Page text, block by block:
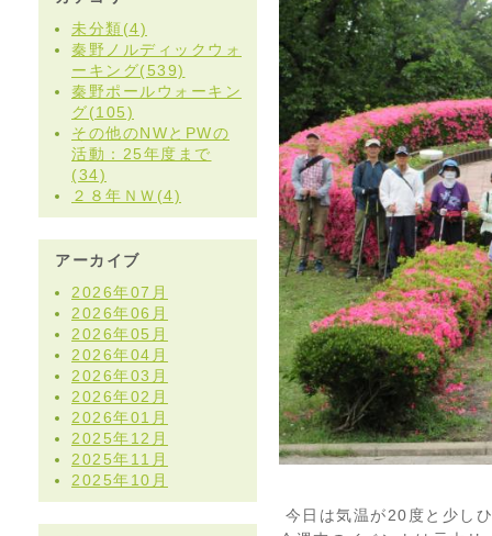
未分類(4)
秦野ノルディックウォ
ーキング(539)
秦野ポールウォーキン
グ(105)
その他のNWとPWの
活動：25年度まで
(34)
２８年ＮＷ(4)
アーカイブ
2026年07月
2026年06月
2026年05月
2026年04月
2026年03月
2026年02月
2026年01月
2025年12月
2025年11月
2025年10月
今日は気温が20度と少し